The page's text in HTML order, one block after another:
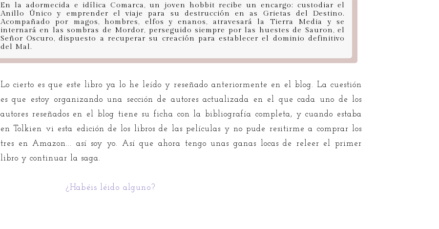
En la adormecida e idílica Comarca, un joven hobbit recibe un encargo: custodiar el
Anillo Único y emprender el viaje para su destrucción en as Grietas del Destino.
Acompañado por magos, hombres, elfos y enanos, atravesará la Tierra Media y se
internará en las sombras de Mordor, perseguido siempre por las huestes de Sauron, el
Señor Oscuro, dispuesto a recuperar su creación para establecer el dominio definitivo
del Mal.
Lo cierto es que este libro ya lo he leído y reseñado anteriormente en el blog. La cuestión
es que estoy organizando una sección de autores actualizada en el que cada uno de los
autores reseñados en el blog tiene su ficha con la bibliografía completa, y cuando estaba
en Tolkien vi esta edición de los libros de las películas y no pude resitirme a comprar los
tres en Amazon... así soy yo. Así que ahora tengo unas ganas locas de releer el primer
libro y continuar la saga.
¿Habéis léido alguno?